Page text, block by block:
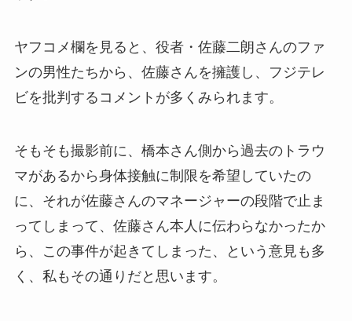
ヤフコメ欄を見ると、役者・佐藤二朗さんのファ
ンの男性たちから、佐藤さんを擁護し、フジテレ
ビを批判するコメントが多くみられます。
そもそも撮影前に、橋本さん側から過去のトラウ
マがあるから身体接触に制限を希望していたの
に、それが佐藤さんのマネージャーの段階で止ま
ってしまって、佐藤さん本人に伝わらなかったか
ら、この事件が起きてしまった、という意見も多
く、私もその通りだと思います。